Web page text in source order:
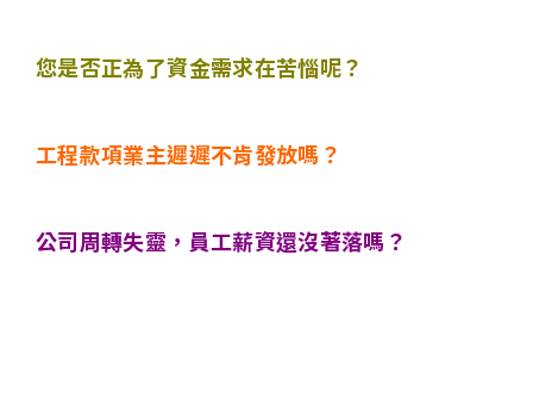
您是否正為了資金需求在苦惱呢？
工程款項業主遲遲不肯發放嗎？
公司周轉失靈，員工薪資還沒著落嗎？